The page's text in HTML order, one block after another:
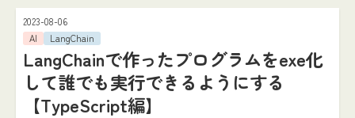
2023-08-06
AI
LangChain
LangChainで作ったプログラムをexe化
して誰でも実行できるようにする
【TypeScript編】